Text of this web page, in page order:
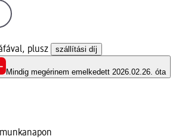
plusz szállítási díj
Mindig megérinem emelkedett 2026.02.26. óta